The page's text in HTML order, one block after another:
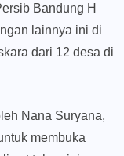
Bandung H
lainnya ini di
dari 12 desa di
Nana Suryana,
membuka